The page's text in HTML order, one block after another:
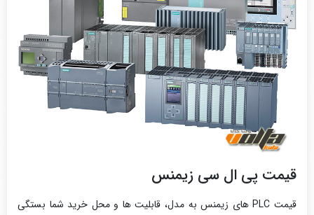
قیمت پی ال سی زیمنس
قیمت PLC های زیمنس به مدل، قابلیت‌ ها و محل خرید شما بستگی